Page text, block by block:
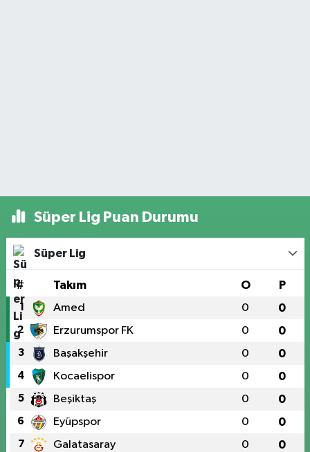
Süper Lig Puan Durumu
Süper Lig
# Takım O P
1 Amed 0 0
2 Erzurumspor FK 0 0
3 Başakşehir 0 0
4 Kocaelispor 0 0
5 Beşiktaş 0 0
6 Eyüpspor 0 0
7 Galatasaray 0 0